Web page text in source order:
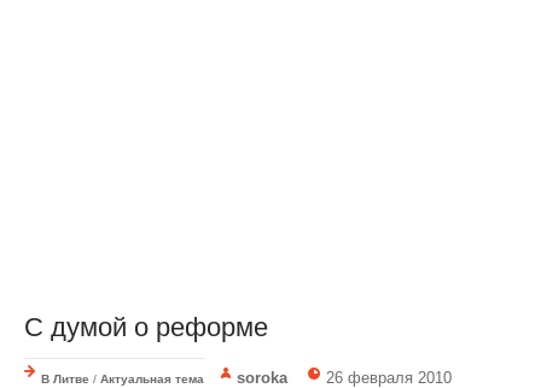
С думой о реформе
В Литве / Актуальная тема soroka 26 февраля 2010